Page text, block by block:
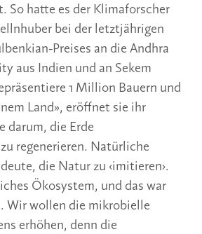
So hatte es der Klimaforscher
bei der letztjährigen
Preises an die Andhra
aus Indien und an Sekem
1 Million Bauern und
Land», eröffnet sie ihr
darum, die Erde
regenerieren. Natürliche
die Natur zu ‹imitieren›.
Ökosystem, und das war
Wir wollen die mikrobielle
erhöhen, denn die